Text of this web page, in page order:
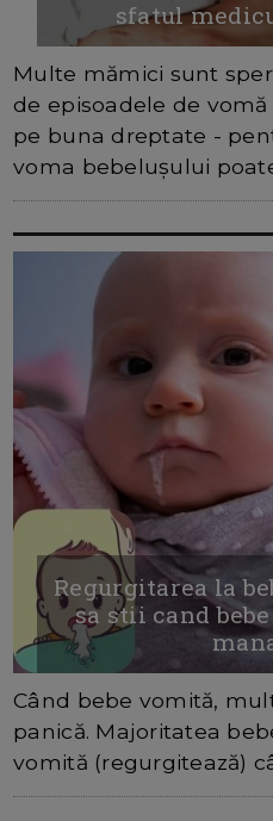
sfatul
Multe mămici sunt
de episoadele de
pe buna dreptate -
voma bebelușului
Regurgitarea la
sa stii cand
Când bebe vomită,
panică. Majoritatea
vomită (regurgitează)